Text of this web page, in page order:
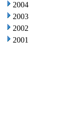
2004
2003
2002
2001